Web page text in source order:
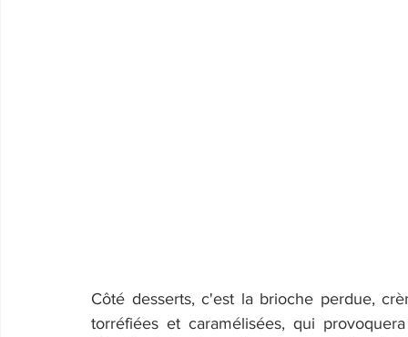
Côté desserts, c'est la brioche perdue,
torréfiées et caramélisées, qui